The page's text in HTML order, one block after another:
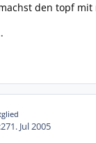
den topf mit
1. Jul 2005